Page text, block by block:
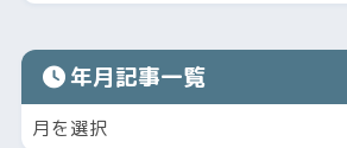
年月記事一覧